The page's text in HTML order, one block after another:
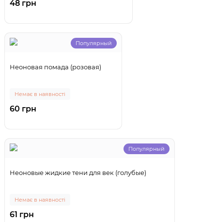
48 грн
Популярный
Неоновая помада (розовая)
Немає в наявності
60 грн
Популярный
Неоновые жидкие тени для век (голубые)
Немає в наявності
61 грн